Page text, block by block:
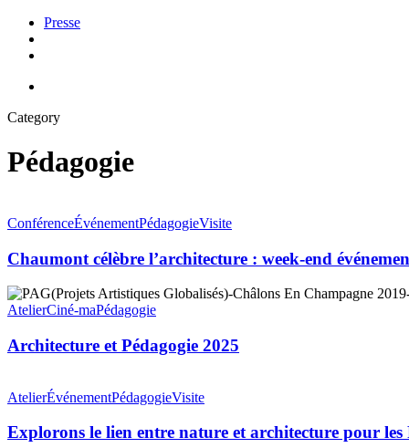
Presse
Category
Pédagogie
célèbre
:
week-
end
événement
au
Nouveau
Relax
Journées
de
ConférenceÉvénementPédagogieVisite
Chaumont célèbre l’architecture : week-end
Architecture
et
2025
AtelierCiné-maPédagogie
Architecture et Pédagogie 2025
le
entre
AtelierÉvénementPédagogieVisite
Explorons le lien entre nature et architecture pour